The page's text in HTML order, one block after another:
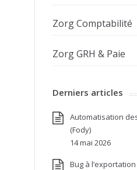
Zorg Comptabilité
Zorg GRH & Paie
Derniers articles
Automatisation
(Fody)
14 mai 2026
Bug à